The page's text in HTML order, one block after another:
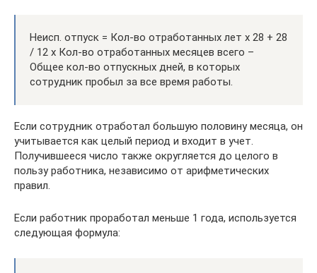
Неисп. отпуск = Кол-во отработанных лет х 28 + 28
/ 12 х Кол-во отработанных месяцев всего –
Общее кол-во отпускных дней, в которых
сотрудник пробыл за все время работы.
Если сотрудник отработал большую половину месяца, он
учитывается как целый период и входит в учет.
Получившееся число также округляется до целого в
пользу работника, независимо от арифметических
правил.
Если работник проработал меньше 1 года, используется
следующая формула: